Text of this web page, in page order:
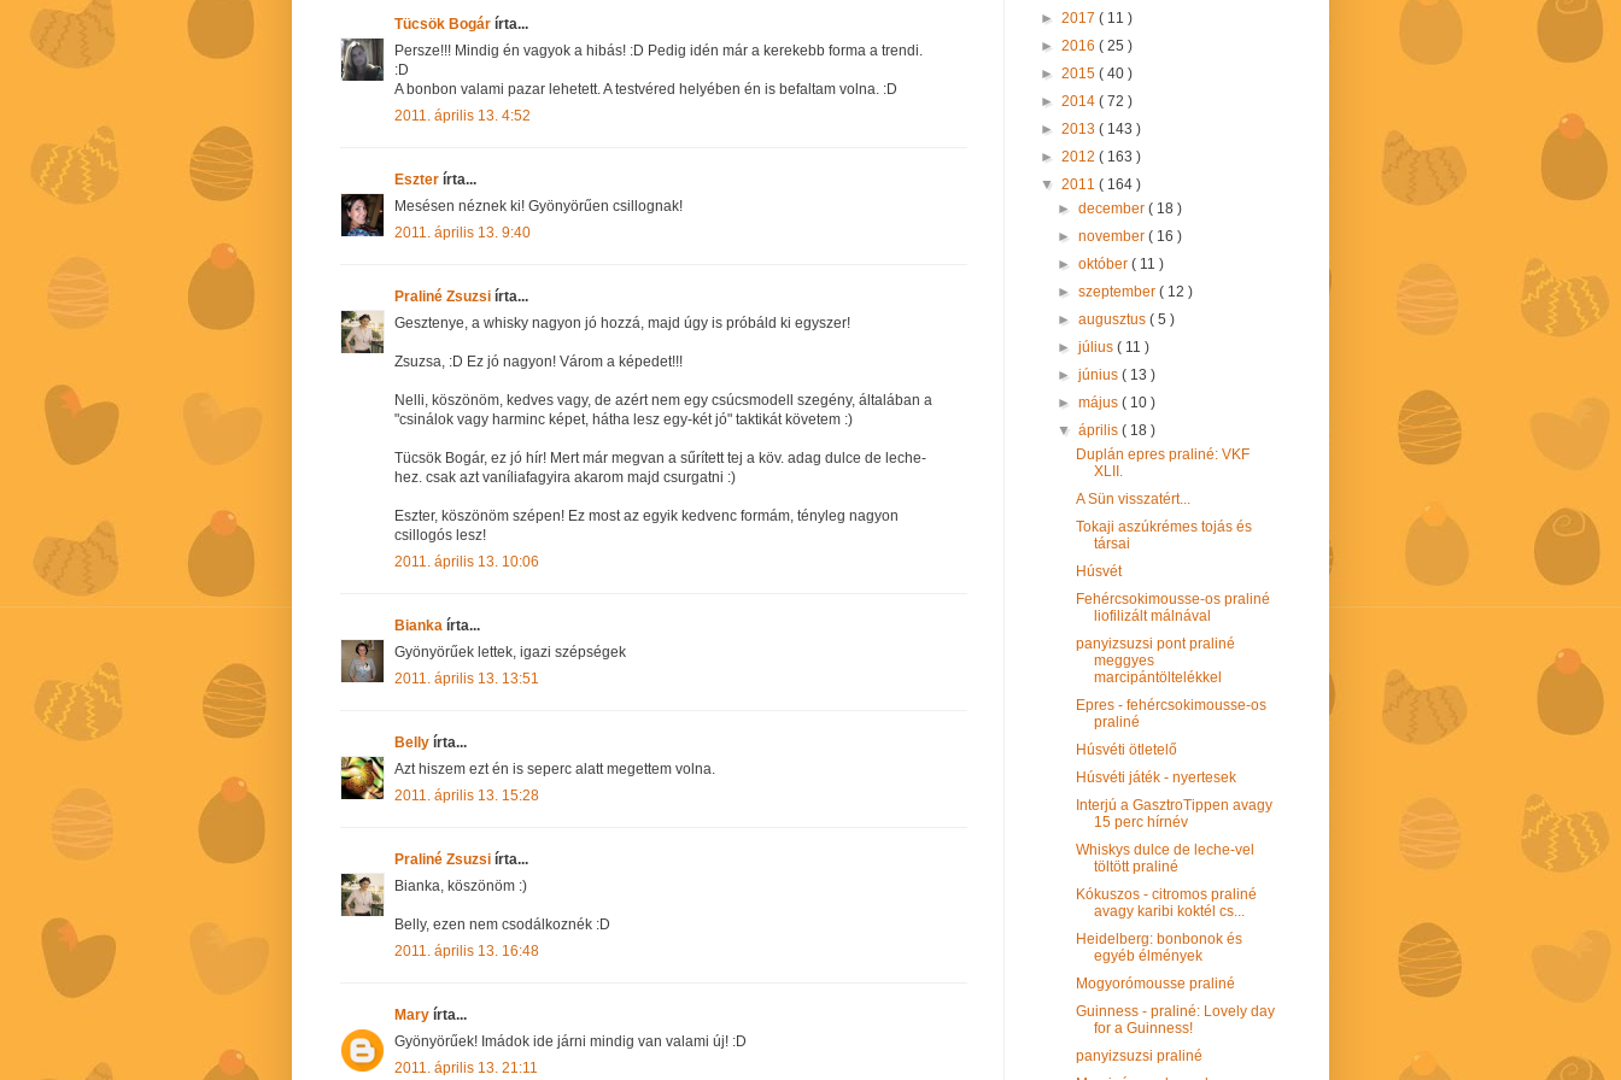
Tücsök Bogár írta...
Persze!!! Mindig én vagyok a hibás! :D Pedig idén már a kerekebb forma a trendi.
:D
A bonbon valami pazar lehetett. A testvéred helyében én is befaltam volna. :D
2011. április 13. 4:52
Eszter írta...
Mesésen néznek ki! Gyönyörűen csillognak!
2011. április 13. 9:40
Praliné Zsuzsi írta...
Gesztenye, a whisky nagyon jó hozzá, majd úgy is próbáld ki egyszer!
Zsuzsa, :D Ez jó nagyon! Várom a képedet!!!
Nelli, köszönöm, kedves vagy, de azért nem egy csúcsmodell szegény, általában a
"csinálok vagy harminc képet, hátha lesz egy-két jó" taktikát követem :)
Tücsök Bogár, ez jó hír! Mert már megvan a sűrített tej a köv. adag dulce de leche-
hez. csak azt vaníliafagyira akarom majd csurgatni :)
Eszter, köszönöm szépen! Ez most az egyik kedvenc formám, tényleg nagyon
csillogós lesz!
2011. április 13. 10:06
Bianka írta...
Gyönyörűek lettek, igazi szépségek
2011. április 13. 13:51
Belly írta...
Azt hiszem ezt én is seperc alatt megettem volna.
2011. április 13. 15:28
Praliné Zsuzsi írta...
Bianka, köszönöm :)
Belly, ezen nem csodálkoznék :D
2011. április 13. 16:48
Mary írta...
Gyönyörűek! Imádok ide járni mindig van valami új! :D
2011. április 13. 21:11
► 2017 ( 11 )
► 2016 ( 25 )
► 2015 ( 40 )
► 2014 ( 72 )
► 2013 ( 143 )
► 2012 ( 163 )
▼ 2011 ( 164 )
►december( 18 )
►november( 16 )
►október( 11 )
►szeptember( 12 )
►augusztus( 5 )
►július( 11 )
►június( 13 )
►május( 10 )
▼április( 18 )
Duplán epres praliné: VKF
XLII.
A Sün visszatért...
Tokaji aszúkrémes tojás és
társai
Húsvét
Fehércsokimousse-os praliné
liofilizált málnával
panyizsuzsi pont praliné
meggyes
marcipántöltelékkel
Epres - fehércsokimousse-os
praliné
Húsvéti ötletelő
Húsvéti játék - nyertesek
Interjú a GasztroTippen avagy
15 perc hírnév
Whiskys dulce de leche-vel
töltött praliné
Kókuszos - citromos praliné
avagy karibi koktél cs...
Heidelberg: bonbonok és
egyéb élmények
Mogyorómousse praliné
Guinness - praliné: Lovely day
for a Guinness!
panyizsuzsi praliné